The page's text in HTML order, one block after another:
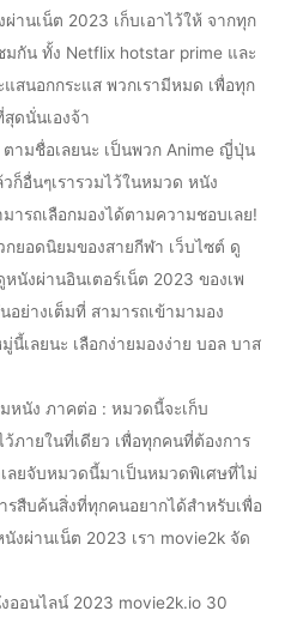
านเน็ต 2023 เก็บเอาไว้ให้ จากทุก
กัน ทั้ง Netflix hotstar prime และ
สนอกกระแส พวกเรามีหมด เพื่อทุก
ดนั่นเองจ้า
ามชื่อเลยนะ เป็นพวก Anime ญี่ปุ่น
ก็อื่นๆเรารวมไว้ในหมวด หนัง
รถเลือกมองได้ตามความชอบเลย!
ยอดนิยมของสายกีฬา เว็บไซต์ ดู
นังผ่านอินเตอร์เน็ต 2023 ของเพ
อย่างเต็มที่ สามารถเข้ามามอง
เลยนะ เลือกง่ายมองง่าย บอล บาส
หนัง ภาคต่อ : หมวดนี้จะเก็บ
ภายในที่เดียว เพื่อทุกคนที่ต้องการ
ลยจับหมวดนี้มาเป็นหมวดพิเศษที่ไม่
รสืบค้นสิ่งที่ทุกคนอยากได้สำหรับเพื่อ
งผ่านเน็ต 2023 เรา movie2k จัด
ออนไลน์ 2023 movie2k.io 30